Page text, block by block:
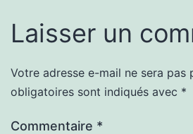
Laisser un
Votre adresse e-mail ne sera pas
obligatoires sont indiqués avec *
Commentaire *